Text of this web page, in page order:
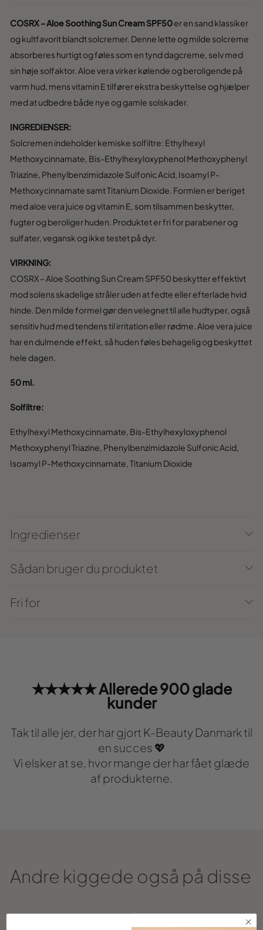
COSRX – Aloe Soothing Sun Cream SPF50er en sand klassiker
og kultfavorit blandt solcremer. Denne lette og milde solcreme
absorberes hurtigt og føles som en tynd dagcreme, selv med
sin høje solfaktor. Aloe vera virker kølende og beroligende på
varm hud, mens vitamin E tilfører ekstra beskyttelse og hjælper
med at udbedre både nye og gamle solskader.
INGREDIENSER:
Solcremen indeholder kemiske solfiltre: Ethylhexyl
Methoxycinnamate, Bis-Ethylhexyloxyphenol Methoxyphenyl
Triazine, Phenylbenzimidazole Sulfonic Acid, Isoamyl P-
Methoxycinnamate samt Titanium Dioxide. Formlen er beriget
med aloe vera juice og vitamin E, som tilsammen beskytter,
fugter og beroliger huden. Produktet er fri for parabener og
sulfater, vegansk og ikke testet på dyr.
VIRKNING:
COSRX – Aloe Soothing Sun Cream SPF50 beskytter effektivt
mod solens skadelige stråler uden at fedte eller efterlade hvid
hinde. Den milde formel gør den velegnet til alle hudtyper, også
sensitiv hud med tendens til irritation eller rødme. Aloe vera juice
har en dulmende effekt, så huden føles behagelig og beskyttet
hele dagen.
50 ml.
Solfiltre:
Ethylhexyl Methoxycinnamate, Bis-Ethylhexyloxyphenol
Methoxyphenyl Triazine, Phenylbenzimidazole Sulfonic Acid,
Isoamyl P-Methoxycinnamate, Titanium Dioxide
Ingredienser
Sådan bruger du produktet
Fri for
★★★★★ Allerede 900 glade
kunder
Tak til alle jer, der har gjort K-Beauty Danmark til
en succes 💖
Vi elsker at se, hvor mange der har fået glæde
af produkterne.
Andre kiggede også på disse